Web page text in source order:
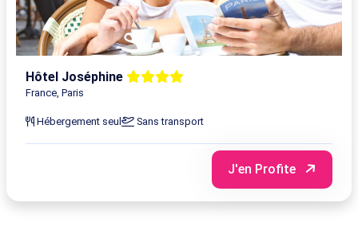
Hôtel Joséphine
France, Paris
Hébergement seul Sans transport
J'en Profite